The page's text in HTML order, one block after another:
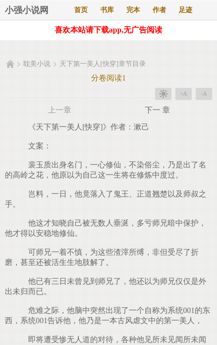
小强小说网 首页 书库 完本 作者 足迹
喜欢本站请下载app,无广告阅读
耽美小说 天下第一美人[快穿]章节目录
分卷阅读1
+A -A
上一章 下一 章
《天下第一美人[快穿]》作者：漱己
文案：
裴玉质出身名门，一心修仙，不染俗尘，乃是出了名
的高岭之花，他原以为自己这一生将在修炼中度过。
岂料，一日，他竟落入了鬼王、正道翘楚以及师叔之
手。
他这才知晓自己被无数人垂涎，多亏师兄暗中保护，
他才得以安稳地修仙。
可师兄一着不慎，为这些渣滓所缚，非但受尽了折
磨，甚至还被活生生地肢解了。
他已有三日未曾见到师兄了，他还以为师兄仅仅是外
出未归而已。
危难之际，他脑中突然出现了一个自称为系统001的东
西，系统001告诉他，他乃是一本古风虐文中的第一美人，
即将遭受惨无人道的对待，各种他见所未见闻所未闻